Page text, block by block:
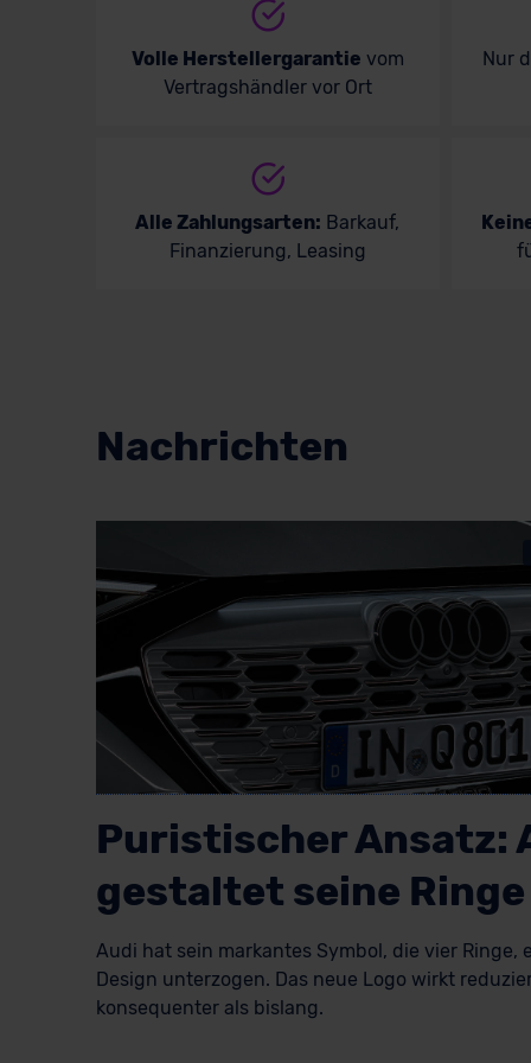
Volle Herstellergarantie vom
Vertragshändler vor Ort
Nur
Alle Zahlungsarten: Barkauf,
Finanzierung, Leasing
Nachrichten
Puristischer Ansatz:
gestaltet seine Ringe
Audi hat sein markantes Symbol, die vier Ringe,
Design unterzogen. Das neue Logo wirkt
konsequenter als bislang.